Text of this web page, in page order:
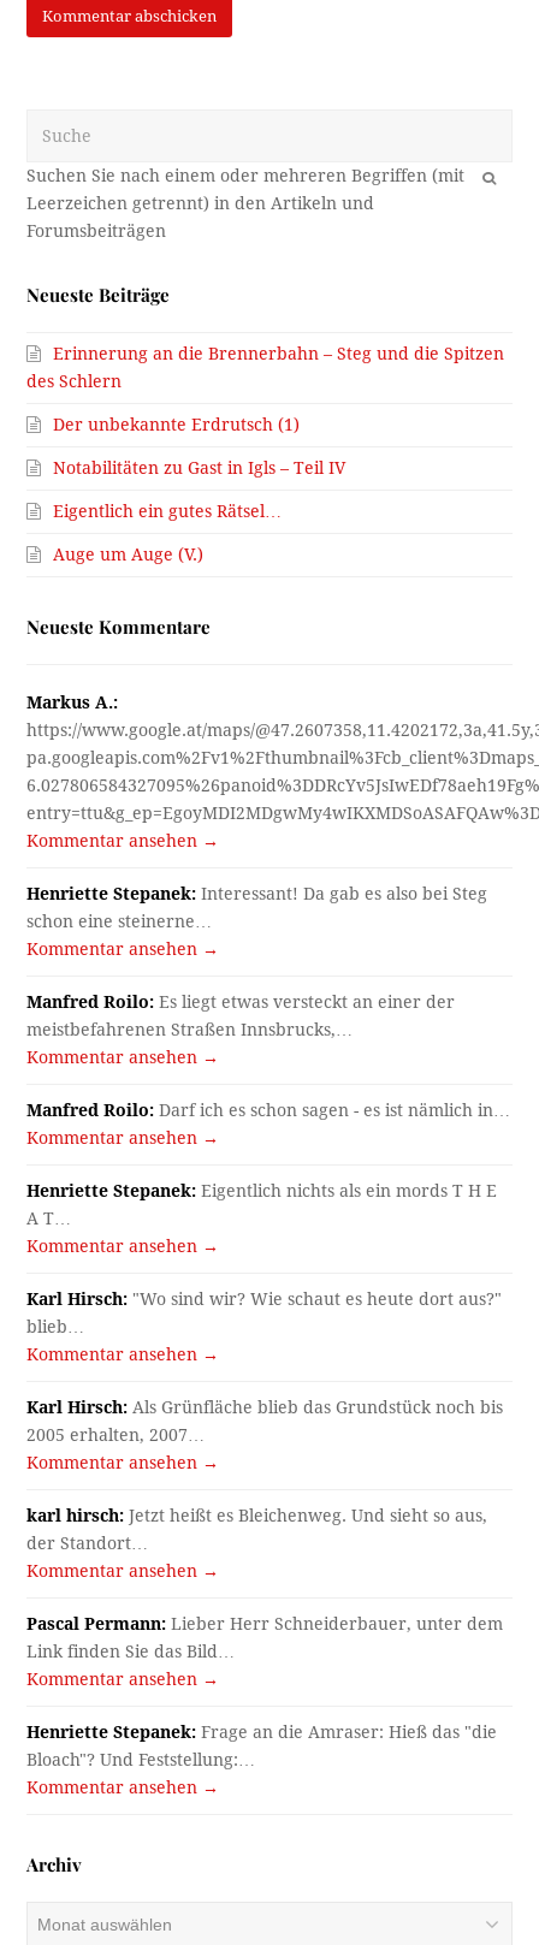
OK
Neueste Beiträge
Erinnerung an die Brennerbahn – Steg und die Spitzen
des Schlern
Der unbekannte Erdrutsch (1)
Notabilitäten zu Gast in Igls – Teil IV
Eigentlich ein gutes Rätsel…
Auge um Auge (V.)
Neueste Kommentare
Markus A.:
https://www.google.at/maps/
Kommentar ansehen →
Henriette Stepanek: Interessant! Da gab es also bei Steg
schon eine steinerne…
Kommentar ansehen →
Manfred Roilo: Es liegt etwas versteckt an einer der
meistbefahrenen Straßen Innsbrucks,…
Kommentar ansehen →
Manfred Roilo: Darf ich es schon sagen - es ist nämlich in…
Kommentar ansehen →
Henriette Stepanek: Eigentlich nichts als ein mords T H E
A T…
Kommentar ansehen →
Karl Hirsch: "Wo sind wir? Wie schaut es heute dort aus?"
blieb…
Kommentar ansehen →
Karl Hirsch: Als Grünfläche blieb das Grundstück noch bis
2005 erhalten, 2007…
Kommentar ansehen →
karl hirsch: Jetzt heißt es Bleichenweg. Und sieht so aus,
der Standort…
Kommentar ansehen →
Pascal Permann: Lieber Herr Schneiderbauer, unter dem
Link finden Sie das Bild…
Kommentar ansehen →
Henriette Stepanek: Frage an die Amraser: Hieß das "die
Bloach"? Und Feststellung:…
Kommentar ansehen →
Archiv
Archiv